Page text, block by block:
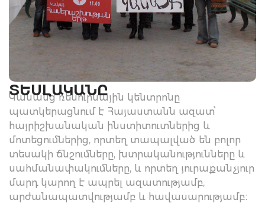
ՏԵՍԼԱԿԱՆԸ
Կանանց ռեսուրսային կենտրոնը
պատկերացնում է Հայաստանն ազատ՝
հայրիշխանական ինստիտուտներից և
մոտեցումներից, որտեղ տապալված են բոլոր
տեսակի ճնշումները, խտրականությունները և
սահմանափակումները, և որտեղ յուրաքանչյուր
մարդ կարող է ապրել ազատությամբ,
արժանապատվությամբ և հավասարությամբ։